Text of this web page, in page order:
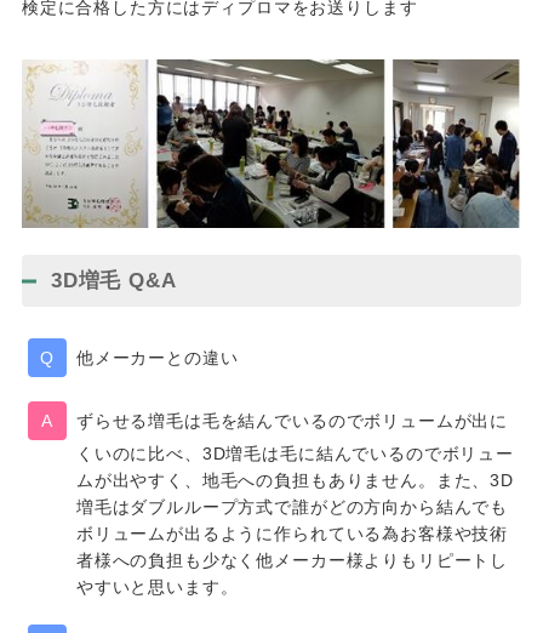
検定に合格した方にはディプロマをお送りします
3D増毛 Q&A
他メーカーとの違い
ずらせる増毛は毛を結んでいるのでボリュームが出に
くいのに比べ、3D増毛は毛に結んでいるのでボリュー
ムが出やすく、地毛への負担もありません。また、3D
増毛はダブルループ方式で誰がどの方向から結んでも
ボリュームが出るように作られている為お客様や技術
者様への負担も少なく他メーカー様よりもリピートし
やすいと思います。